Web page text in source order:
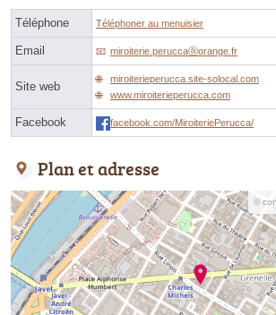
Téléphone Téléphoner au menuisier
Email miroiterie.peruccaⓐorange.fr
Site web
miroiterieperucca.site-solocal.com
www.miroiterieperucca.com
Facebook facebook.com/MiroiteriePerucca/
Plan et adresse
©